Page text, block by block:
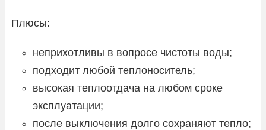
Плюсы:
неприхотливы в вопросе чистоты воды;
подходит любой теплоноситель;
высокая теплоотдача на любом сроке
эксплуатации;
после выключения долго сохраняют тепло;